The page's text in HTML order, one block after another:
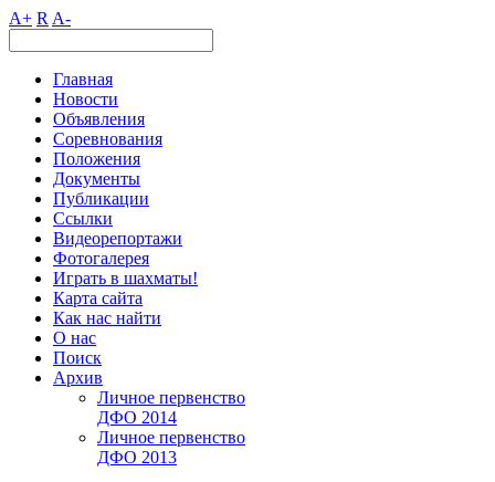
A+ R A-
Главная
Новости
Объявления
Соревнования
Положения
Документы
Публикации
Ссылки
Видеорепортажи
Фотогалерея
Играть в шахматы!
Карта сайта
Как нас найти
О нас
Поиск
Архив
Личное первенство
ДФО 2014
Личное первенство
ДФО 2013